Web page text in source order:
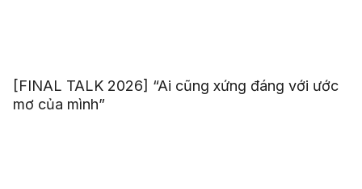
[FINAL TALK 2026] “Ai cũng xứng đáng với ước
mơ của mình”